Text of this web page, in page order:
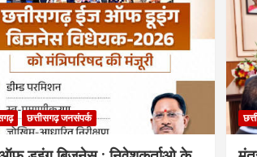
छत्तीसगढ़ जनसंपर्क